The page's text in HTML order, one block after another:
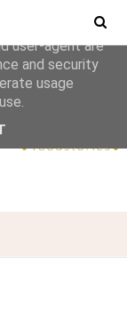
its services
user-agent are
and security
usage